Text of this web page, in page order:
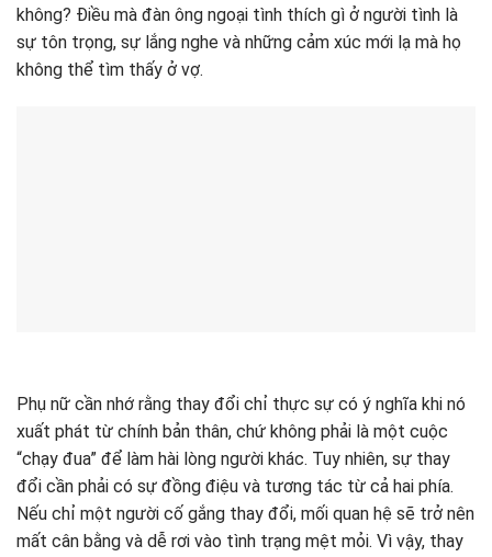
không? Điều mà đàn ông ngoại tình thích gì ở người tình là
sự tôn trọng, sự lắng nghe và những cảm xúc mới lạ mà họ
không thể tìm thấy ở vợ.
Phụ nữ cần nhớ rằng thay đổi chỉ thực sự có ý nghĩa khi nó
xuất phát từ chính bản thân, chứ không phải là một cuộc
“chạy đua” để làm hài lòng người khác. Tuy nhiên, sự thay
đổi cần phải có sự đồng điệu và tương tác từ cả hai phía.
Nếu chỉ một người cố gắng thay đổi, mối quan hệ sẽ trở nên
mất cân bằng và dễ rơi vào tình trạng mệt mỏi. Vì vậy, thay